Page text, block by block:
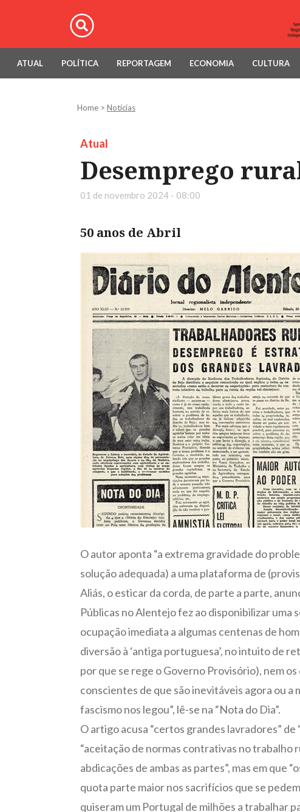
ATUAL POLÍTICA REPORTAGEM ECONOMIA CULTURA
Home > Notícias
Atual
Desemprego
01 de novembro 2024 - 08:00
50 anos de Abril
O autor aponta “a extrema gravidade do
solução adequada) a uma plataforma de
Aliás, o esticar da corda, de parte a parte,
Públicas no Alentejo fez ao disponibilizar uma
ocupação imediata a algumas centenas de
diversão à ‘antiga portuguesa’, no intuito de
por que se rege o Governo Provisório), nem
conscientes de que são inevitáveis agora ou
fascismo nos legou”, lê-se na “Nota do Dia”.
O artigo acusa “certos grandes lavradores”
“aceitação de normas contrativas no trabalho
abdicações de ambas as partes”, mas em que
quota parte maior nos sacrifícios que se
quiseram um Portugal de milhões a trabalhar